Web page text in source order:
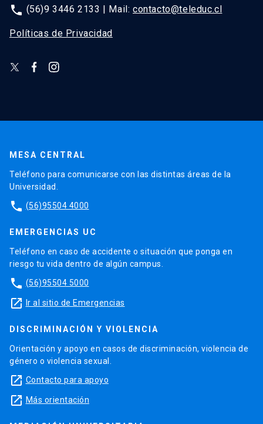
phone (56)9 3446 2133 | Mail:contacto@teleduc.cl
Políticas de Privacidad
MESA CENTRAL
Teléfono para comunicarse con las distintas áreas de la
Universidad.
phone (56)95504 4000
EMERGENCIAS UC
Teléfono en caso de accidente o situación que ponga en
riesgo tu vida dentro de algún campus.
phone (56)95504 5000
launch Ir al sitio de Emergencias
DISCRIMINACIÓN Y VIOLENCIA
Orientación y apoyo en casos de discriminación, violencia de
género o violencia sexual.
launch Contacto para apoyo
launch Más orientación